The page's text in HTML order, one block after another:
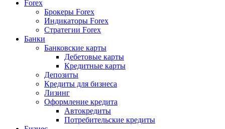
Forex
Брокеры Forex
Индикаторы Forex
Стратегии Forex
Банки
Банковские карты
Дебетовые карты
Кредитные карты
Депозиты
Кредиты для бизнеса
Лизинг
Оформление кредита
Автокредиты
Потребительские кредиты